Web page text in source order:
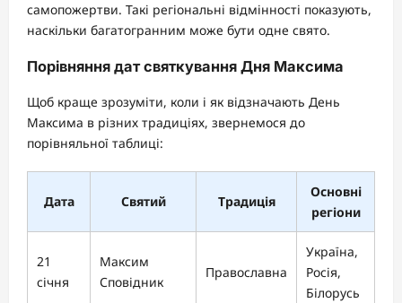
самопожертви. Такі регіональні відмінності показують,
наскільки багатогранним може бути одне свято.
Порівняння дат святкування Дня Максима
Щоб краще зрозуміти, коли і як відзначають День
Максима в різних традиціях, звернемося до
порівняльної таблиці:
Дата Святий Традиція
Основні
регіони
21
січня
Максим
Сповідник
Православна
Україна,
Росія,
Білорусь